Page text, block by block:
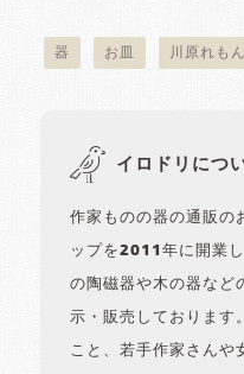
器 お皿 川原れもん
イロドリにつ
作家ものの器の通販の
ップを2011年に開業
の陶磁器や木の器など
示・販売しております
こと、若手作家さんや